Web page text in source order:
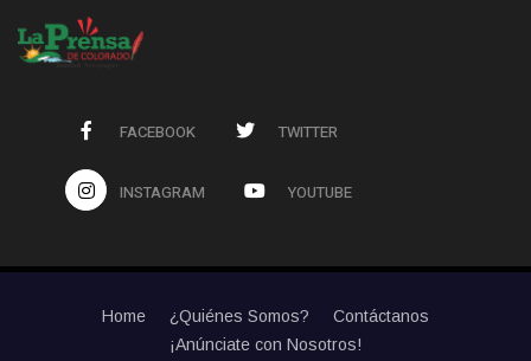
FACEBOOK TWITTER
INSTAGRAM YOUTUBE
Home ¿Quiénes Somos?
Contáctanos
¡Anúnciate con Nosotros!